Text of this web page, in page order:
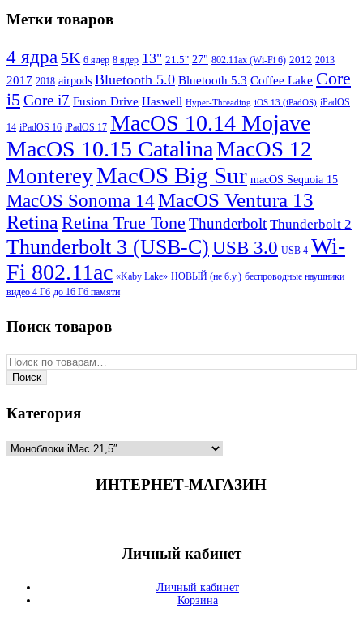
Метки товаров
4 ядра 5K 6 ядер 8 ядер 13" 21.5" 27" 802.11ax (Wi-Fi 6) 2012 2013
2017 2018 airpods Bluetooth 5.0 Bluetooth 5.3 Coffee Lake Core
i5Core i7 Fusion Drive Haswell Hyper-Threading iOS 13 (iPadOS) iPadOS
14 iPadOS 16 iPadOS 17 MacOS 10.14 Mojave
MacOS 10.15 CatalinaMacOS 12
MontereyMacOS Big Sur macOS Sequoia 15
MacOS Sonoma 14MacOS Ventura 13
Retina Retina True Tone Thunderbolt Thunderbolt 2
Thunderbolt 3 (USB-C)USB 3.0 USB 4 Wi-
Fi 802.11ac «Kaby Lake» НОВЫЙ (не б.у.) беспроводные наушники
видео 4 Гб до 16 Гб памяти
Поиск товаров
Искать:
Поиск
Категория
ИНТЕРНЕТ-МАГАЗИН
Личный кабинет
Личный кабинет
Корзина